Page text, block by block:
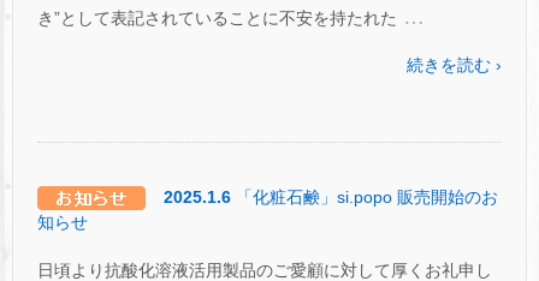
き”として表記されていることに不安を持たれた …
続きを読む ›
2025.1.6 「化粧石鹸」si.popo 販売開始のお
知らせ
日頃より抗酸化溶液活用製品のご愛顧に対して厚くお礼申し